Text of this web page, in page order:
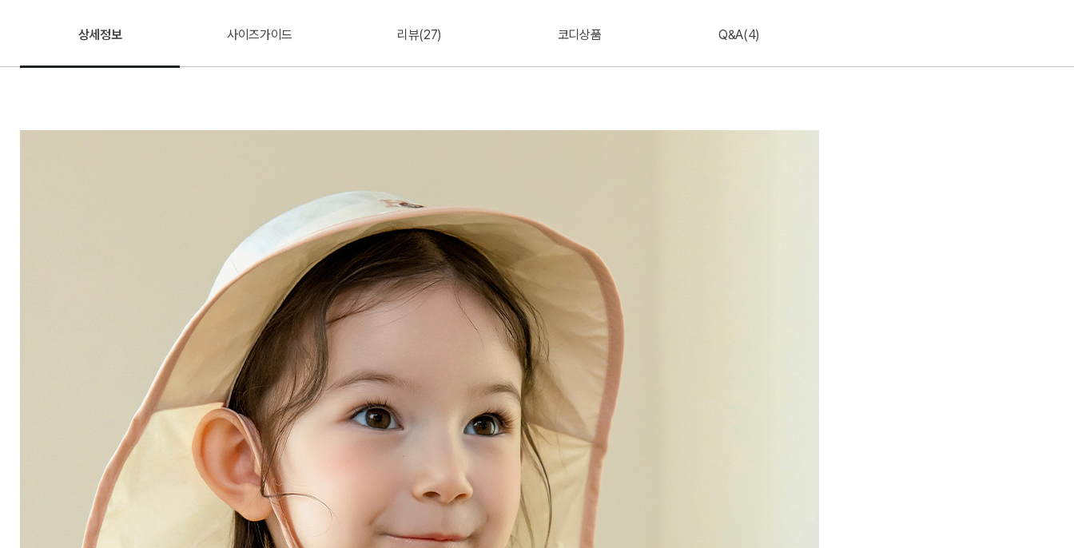
상세정보 사이즈가이드 리뷰(27) 코디상품 Q&A(4)